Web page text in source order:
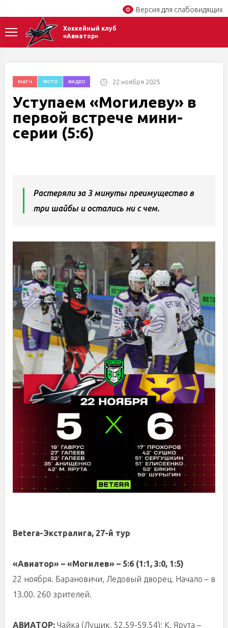
Версия для слабовидящих
Хоккейный клуб
«Авиатор»
МАТЧ ФОТО ВИДЕО 22 ноября 2025
Уступаем «Могилеву» в
первой встрече мини-
серии (5:6)
Растеряли за 3 минуты преимущество в
три шайбы и остались ни с чем.
Betera-Экстралига, 27-й тур
«Авиатор» – «Могилев» – 5:6 (1:1, 3:0, 1:5)
22 ноября. Барановичи, Ледовый дворец. Начало – в
13.00. 260 зрителей.
АВИАТОР: Чайка (Лущик, 52.59-59.54); К. Ярута –